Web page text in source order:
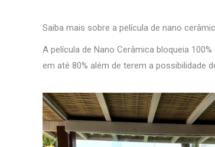
Saiba mais sobre a película de nano
A película de Nano Cerâmica bloqueia
em até 80% além de terem a possibilidade